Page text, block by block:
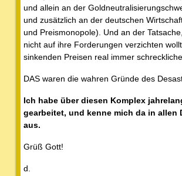
und allein an der
und zusätzlich an der deutschen
und Preismonopole). Und an der
nicht auf ihre Forderungen verzichten
sinkenden Preisen real immer
DAS waren die wahren Gründe des
Ich habe über diesen Komplex
gearbeitet, und kenne mich da in allen
aus.
Grüß Gott!
d.